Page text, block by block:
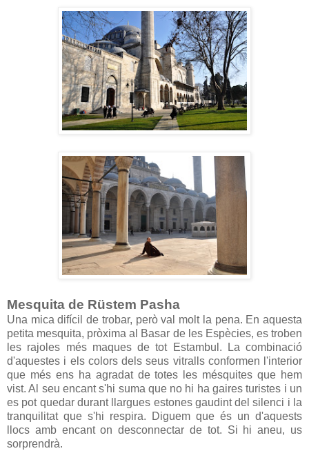
Mesquita de Rüstem Pasha
Una mica difícil de trobar, però val molt la pena. En aquesta
petita mesquita, pròxima al Basar de les Espècies, es troben
les rajoles més maques de tot Estambul. La combinació
d'aquestes i els colors dels seus vitralls conformen l'interior
que més ens ha agradat de totes les mésquites que hem
vist. Al seu encant s'hi suma que no hi ha gaires turistes i un
es pot quedar durant llargues estones gaudint del silenci i la
tranquilitat que s'hi respira. Diguem que és un d'aquests
llocs amb encant on desconnectar de tot. Si hi aneu, us
sorprendrà.